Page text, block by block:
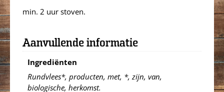
min. 2 uur stoven.
Aanvullende informatie
Ingrediënten
Rundvlees*, producten, met, *, zijn, van,
biologische, herkomst.